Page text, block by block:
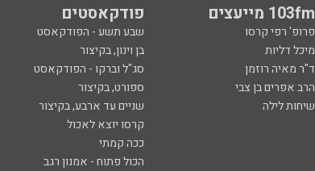
103fm מייעצים פודקאסטים
פרופ' רפי קרסו שבע תשע - הפודקאסט
מיכל דליות בן וינון, בקיצור
ד"ר מאיה רוזמן סג"ל וברקו - הפודקאסט
הרב אפרים בן צבי ספורט, בקיצור
שיחות לילה שניים עד ארבע, בקיצור
קרסו יוצא לאכול
ככה קמתי
הכול פתוח - אמנון רגב